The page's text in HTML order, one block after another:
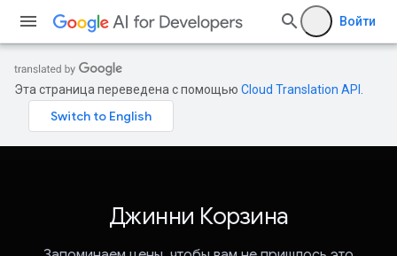
Войти
Эта страница переведена с помощью Cloud Translation API
Джинни Корзина